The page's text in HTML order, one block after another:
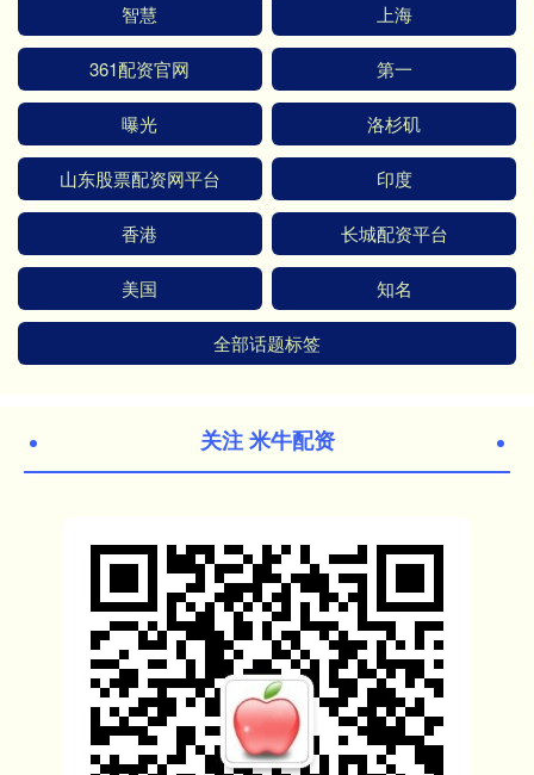
智慧 上海
361配资官网 第一
曝光 洛杉矶
山东股票配资网平台 印度
香港 长城配资平台
美国 知名
全部话题标签
关注 米牛配资